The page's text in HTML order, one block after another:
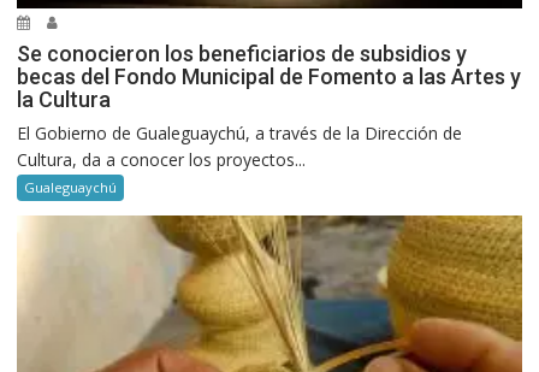
Se conocieron los beneficiarios de subsidios y
becas del Fondo Municipal de Fomento a las Artes y
la Cultura
El Gobierno de Gualeguaychú, a través de la Dirección de
Cultura, da a conocer los proyectos...
Gualeguaychú